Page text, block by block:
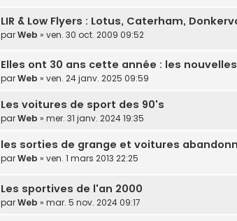
LIR & Low Flyers : Lotus, Caterham,
parWeb » ven. 30 oct. 2009 09:52
Elles ont 30 ans cette année : les
parWeb » ven. 24 janv. 2025 09:59
Les voitures de sport des 90's
parWeb » mer. 31 janv. 2024 19:35
les sorties de grange et voitures
parWeb » ven. 1 mars 2013 22:25
Les sportives de l'an 2000
parWeb » mar. 5 nov. 2024 09:17